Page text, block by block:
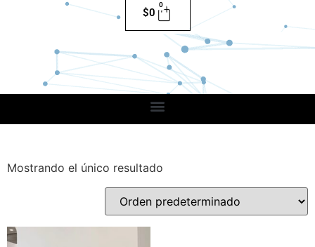
$0
0
Mostrando el único resultado